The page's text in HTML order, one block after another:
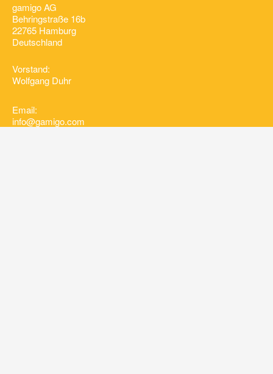
gamigo AG
Behringstraße 16b
22765 Hamburg
Deutschland
Vorstand:
Wolfgang Duhr
Email:
info@gamigo.com